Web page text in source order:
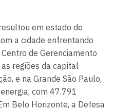
em estado de
a cidade enfrentando
de Gerenciamento
regiões da capital
e na Grande São Paulo,
com 47.791
Belo Horizonte, a Defesa